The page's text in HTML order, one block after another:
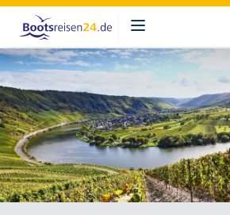
Bootsreisen24